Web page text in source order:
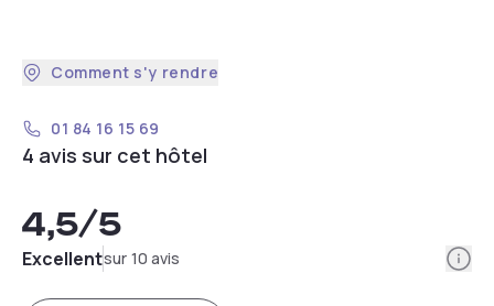
Comment s'y rendre
01 84 16 15 69
4 avis sur cet hôtel
4,5/5
Excellentsur 10 avis